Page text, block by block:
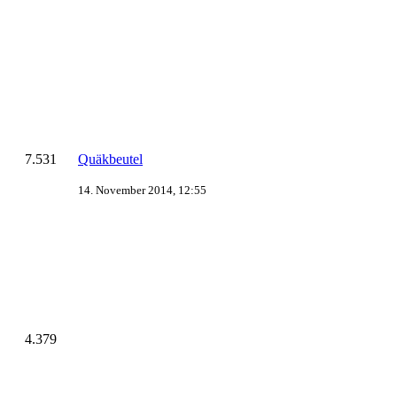
7.531 Quäkbeutel
14. November 2014, 12:55
4.379